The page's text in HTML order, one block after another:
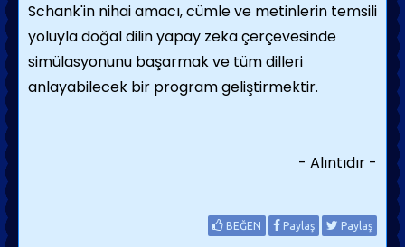
Schank'in nihai amacı, cümle ve metinlerin temsili
yoluyla doğal dilin yapay zeka çerçevesinde
simülasyonunu başarmak ve tüm dilleri
anlayabilecek bir program geliştirmektir.
- Alıntıdır -
BEĞEN Paylaş Paylaş